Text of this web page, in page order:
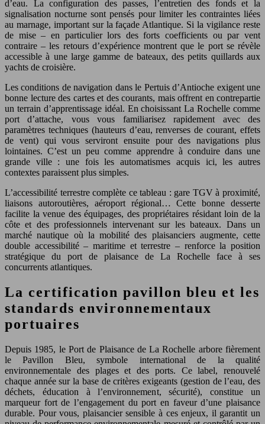
d’eau. La configuration des passes, l’entretien des fonds et la
signalisation nocturne sont pensés pour limiter les contraintes liées
au marnage, important sur la façade Atlantique. Si la vigilance reste
de mise – en particulier lors des forts coefficients ou par vent
contraire – les retours d’expérience montrent que le port se révèle
accessible à une large gamme de bateaux, des petits quillards aux
yachts de croisière.
Les conditions de navigation dans le Pertuis d’Antioche exigent une
bonne lecture des cartes et des courants, mais offrent en contrepartie
un terrain d’apprentissage idéal. En choisissant La Rochelle comme
port d’attache, vous vous familiarisez rapidement avec des
paramètres techniques (hauteurs d’eau, renverses de courant, effets
de vent) qui vous serviront ensuite pour des navigations plus
lointaines. C’est un peu comme apprendre à conduire dans une
grande ville : une fois les automatismes acquis ici, les autres
contextes paraissent plus simples.
L’accessibilité terrestre complète ce tableau : gare TGV à proximité,
liaisons autoroutières, aéroport régional… Cette bonne desserte
facilite la venue des équipages, des propriétaires résidant loin de la
côte et des professionnels intervenant sur les bateaux. Dans un
marché nautique où la mobilité des plaisanciers augmente, cette
double accessibilité – maritime et terrestre – renforce la position
stratégique du port de plaisance de La Rochelle face à ses
concurrents atlantiques.
La certification pavillon bleu et les
standards environnementaux
portuaires
Depuis 1985, le Port de Plaisance de La Rochelle arbore fièrement
le Pavillon Bleu, symbole international de la qualité
environnementale des plages et des ports. Ce label, renouvelé
chaque année sur la base de critères exigeants (gestion de l’eau, des
déchets, éducation à l’environnement, sécurité), constitue un
marqueur fort de l’engagement du port en faveur d’une plaisance
durable. Pour vous, plaisancier sensible à ces enjeux, il garantit un